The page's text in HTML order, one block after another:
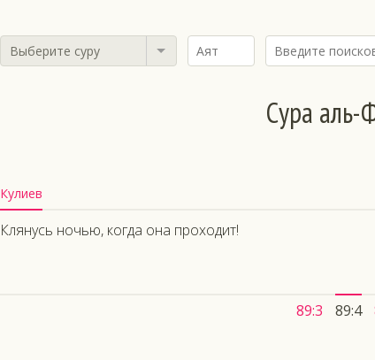
Выберите суру
Сура
Кулиев
Клянусь ночью, когда она проходит!
89:3 89:4